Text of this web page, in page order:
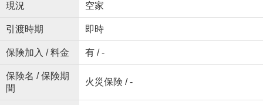
現況 空家
引渡時期 即時
保険加入 / 料金 有 / -
保険名 / 保険期
間
火災保険 / -